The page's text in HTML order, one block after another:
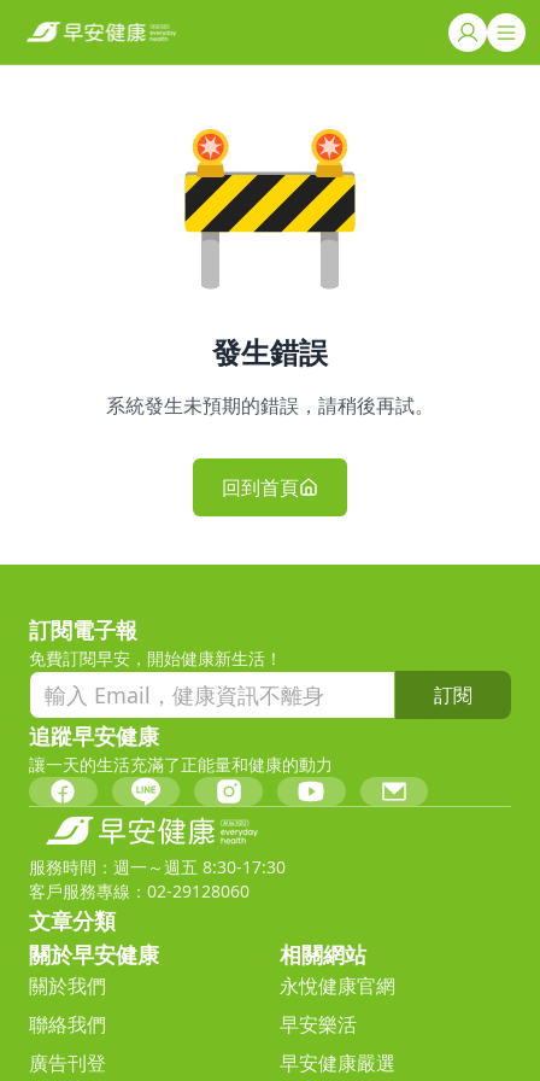
發生錯誤
系統發生未預期的錯誤，請稍後再試。
回到首頁
訂閱電子報
免費訂閱早安，開始健康新生活！
訂閱
追蹤早安健康
讓一天的生活充滿了正能量和健康的動力
服務時間：週一～週五 8:30-17:30
客戶服務專線：02-29128060
文章分類
關於早安健康
關於我們
聯絡我們
廣告刊登
相關網站
永悅健康官網
早安樂活
早安健康嚴選